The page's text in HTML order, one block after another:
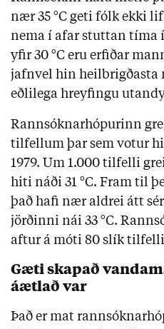
nær 35 °C geti fólk ekki
nema í afar stuttan
yfir 30 °C eru erfiðar
jafnvel hin heilbrigðasta
eðlilega hreyfingu
Rannsóknarhópurinn
tilfellum þar sem votur
1979. Um 1.000 tilfelli
hiti náði 31 °C. Fram til
það hafi nær aldrei átt
jörðinni nái 33 °C.
aftur á móti 80 slík
Gæti skapað
áætlað var
Það er mat